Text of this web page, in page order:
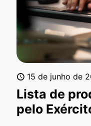
15 de junho de
Lista de
pelo